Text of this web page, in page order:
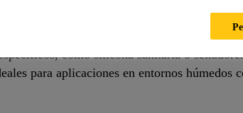
se usa para sellar
como silicona sanitaria o
para aplicaciones en entornos húmedos